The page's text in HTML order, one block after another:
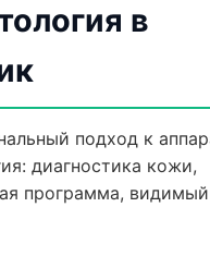
в
подход к
диагностика кожи,
программа, видимый